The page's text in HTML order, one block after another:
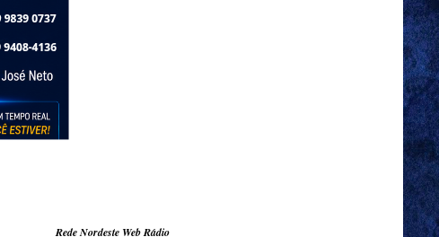
Rede Nordeste Web Rádio